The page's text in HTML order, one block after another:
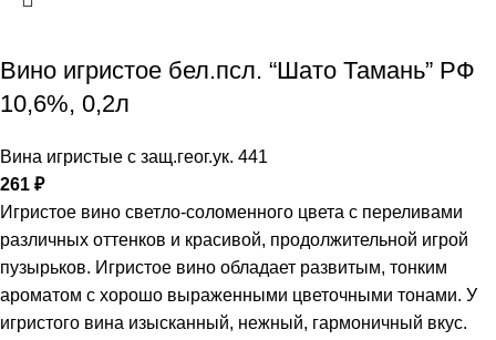
Вино игристое бел.псл. “Шато Тамань” РФ
10,6%, 0,2л
Вина игристые с защ.геог.ук. 441
261 ₽
Игристое вино светло-соломенного цвета с переливами
различных оттенков и красивой, продолжительной игрой
пузырьков. Игристое вино обладает развитым, тонким
ароматом с хорошо выраженными цветочными тонами. У
игристого вина изысканный, нежный, гармоничный вкус.